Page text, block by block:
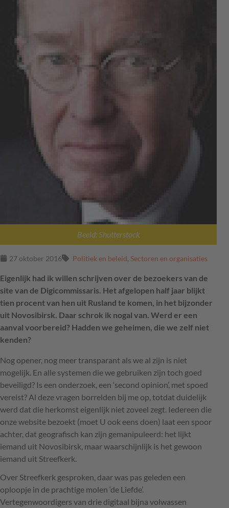
Beeld: Shutterstock
27 oktober 2016 Politiek en beleid, Sectoren en organisaties
Eigenlijk had ik willen schrijven over de bezoekers van de
site van de Digicommissaris. Het afgelopen half jaar blijkt
tien procent van hen uit Rusland te komen, in het bijzonder
uit Novosibirsk. Daar schrok ik nogal van. Werd er een
aanval voorbereid? Hadden we geheimen, die we zelf niet
kenden?
Nog opener, nog meer transparant als we al zijn is niet
mogelijk. En alle systemen die we gebruiken zijn toch goed
beveiligd? Is een onderzoek, een ‘second opinion’, met spoed
vereist? Al deze vragen borrelden bij me op, totdat duidelijk
werd dat die herkomst eigenlijk niet zoveel zegt. Iedereen die
onze website bezoekt (moet U ook eens doen) laat een spoor
achter, dat geografisch kan zijn gemanipuleerd: het lijkt
iemand uit Novosibirsk, maar waarschijnlijk is het gewoon
iemand uit Streefkerk.
Over Streefkerk gesproken, daar was pas geleden een
oploopje in de prachtige molen ‘de Liefde’.
Vertegenwoordigers van drie digitaal bijna volwassen